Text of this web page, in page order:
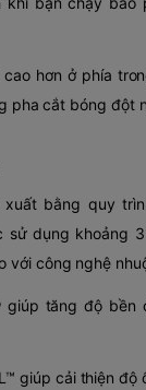
hơn ở phía
pha cắt bóng đột
bằng quy
sử dụng khoảng
với công nghệ
giúp tăng độ
giúp cải thiện độ